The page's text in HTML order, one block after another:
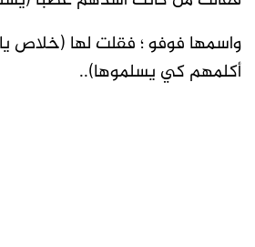
واسمها فوفو ؛ فقلت لها (خلاص
أكلمهم كي يسلموها)..